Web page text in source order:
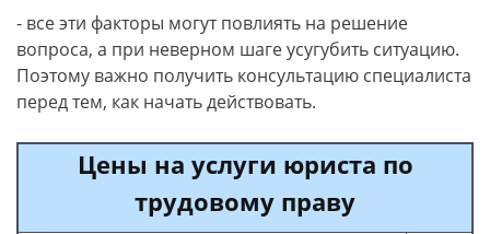
- все эти факторы могут повлиять на решение
вопроса, а при неверном шаге усугубить ситуацию.
Поэтому важно получить консультацию специалиста
перед тем, как начать действовать.
Цены на услуги юриста по
трудовому праву